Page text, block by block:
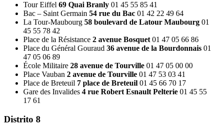
Tour Eiffel 69 Quai Branly 01 45 55 85 41
Bac – Saint Germain 54 rue du Bac 01 42 22 49 64
La Tour-Maubourg 58 boulevard de Latour Maubourg 01
45 55 78 42
Place de la Résistance 2 avenue Bosquet 01 47 05 66 86
Place du Général Gouraud 36 avenue de la Bourdonnais 01
47 05 06 89
École Militaire 28 avenue de Tourville 01 47 05 00 00
Place Vauban 2 avenue de Tourville 01 47 53 03 41
Place de Breteuil 7 place de Breteuil 01 45 66 70 17
Gare des Invalides 4 rue Robert Esnault Pelterie 01 45 55
17 61
Distrito 8